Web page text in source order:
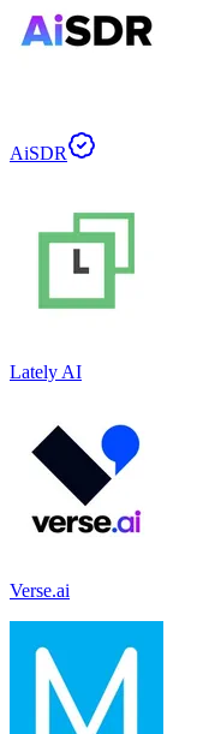
AiSDR
Lately AI
Verse.ai